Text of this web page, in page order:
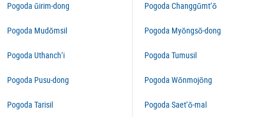
Pogoda ŭirim-dong
Pogoda Mudŏmsil
Pogoda Uthanch’i
Pogoda Pusu-dong
Pogoda Tarisil
Pogoda Changgŭmt’ŏ
Pogoda Myŏngsŏ-dong
Pogoda Tumusil
Pogoda Wŏnmojŏng
Pogoda Saet’ŏ-mal